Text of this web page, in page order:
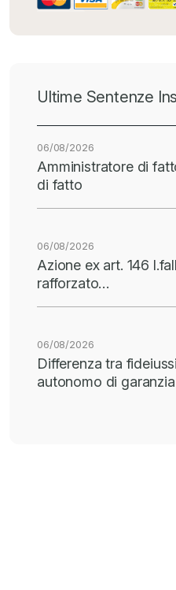
Ultime Sentenze
06/08/2026
Amministratore di
di fatto
06/08/2026
Azione ex art. 146
rafforzato…
06/08/2026
Differenza tra
autonomo di